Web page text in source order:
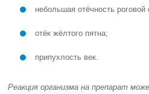
небольшая отёчность роговой
отёк жёлтого пятна;
припухлость век.
Реакция организма на препарат